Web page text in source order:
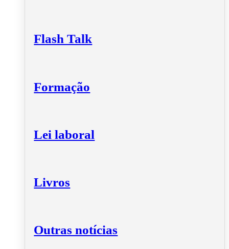
Flash Talk
Formação
Lei laboral
Livros
Outras notícias